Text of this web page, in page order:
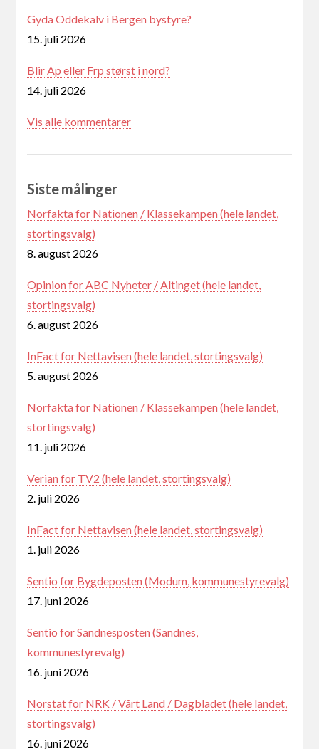
Gyda Oddekalv i Bergen bystyre?
15. juli 2026
Blir Ap eller Frp størst i nord?
14. juli 2026
Vis alle kommentarer
Siste målinger
Norfakta for Nationen / Klassekampen (hele landet,
stortingsvalg)
8. august 2026
Opinion for ABC Nyheter / Altinget (hele landet,
stortingsvalg)
6. august 2026
InFact for Nettavisen (hele landet, stortingsvalg)
5. august 2026
Norfakta for Nationen / Klassekampen (hele landet,
stortingsvalg)
11. juli 2026
Verian for TV2 (hele landet, stortingsvalg)
2. juli 2026
InFact for Nettavisen (hele landet, stortingsvalg)
1. juli 2026
Sentio for Bygdeposten (Modum, kommunestyrevalg)
17. juni 2026
Sentio for Sandnesposten (Sandnes,
kommunestyrevalg)
16. juni 2026
Norstat for NRK / Vårt Land / Dagbladet (hele landet,
stortingsvalg)
16. juni 2026